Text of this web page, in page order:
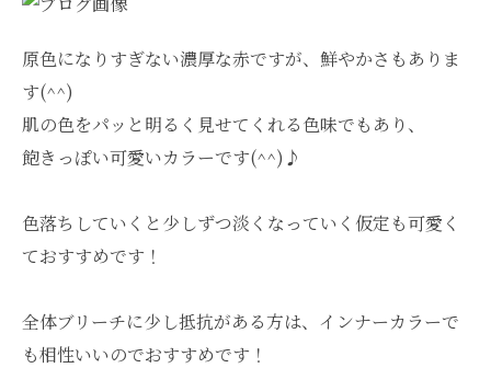
原色になりすぎない濃厚な赤ですが、鮮やかさもありま
す(^^)
肌の色をパッと明るく見せてくれる色味でもあり、
飽きっぽい可愛いカラーです(^^)♪
色落ちしていくと少しずつ淡くなっていく仮定も可愛く
ておすすめです！
全体ブリーチに少し抵抗がある方は、インナーカラーで
も相性いいのでおすすめです！